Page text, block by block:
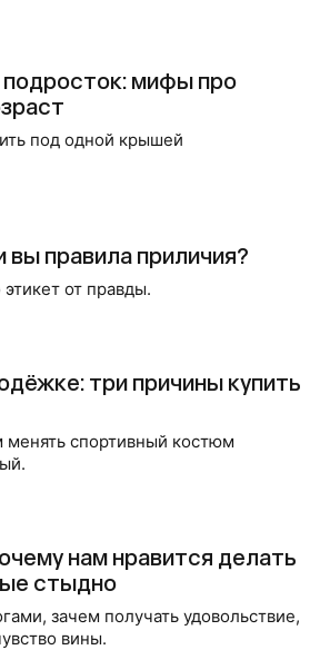
подросток: мифы про
под одной крышей
вы правила приличия?
от правды.
три причины купить
менять спортивный костюм
нам нравится делать
стыдно
зачем получать удовольствие,
вины.